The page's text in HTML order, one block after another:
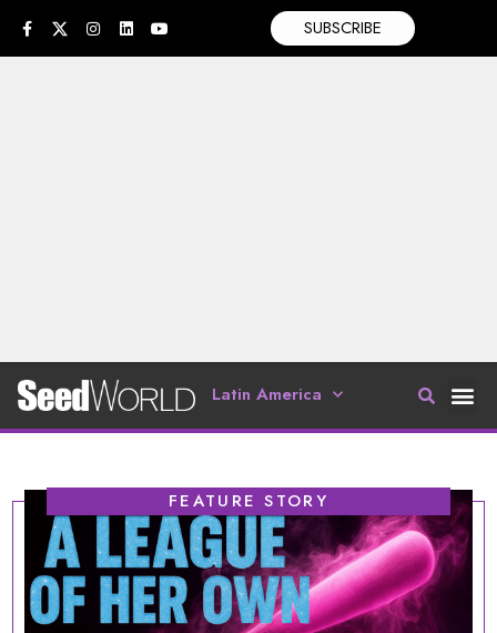
SUBSCRIBE
Latin America
FEATURE STORY